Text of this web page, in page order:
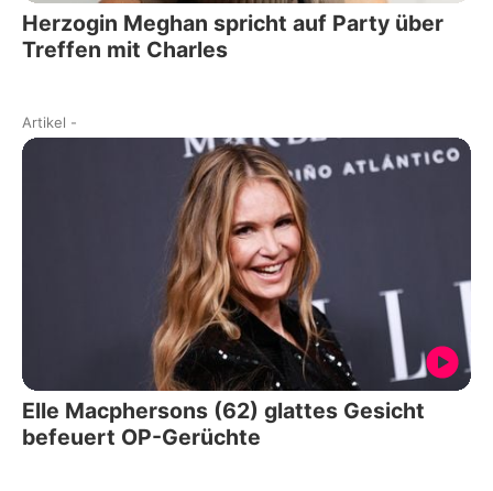
Herzogin Meghan spricht auf Party über
Treffen mit Charles
Artikel -
Elle Macphersons (62) glattes Gesicht
befeuert OP-Gerüchte